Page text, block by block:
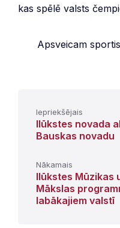
kas spēlē valsts
Apsveicam
Iepriekšējais
Ilūkstes novada
Bauskas novadu
Nākamais
Ilūkstes Mūzikas
Mākslas
labākajiem valstī